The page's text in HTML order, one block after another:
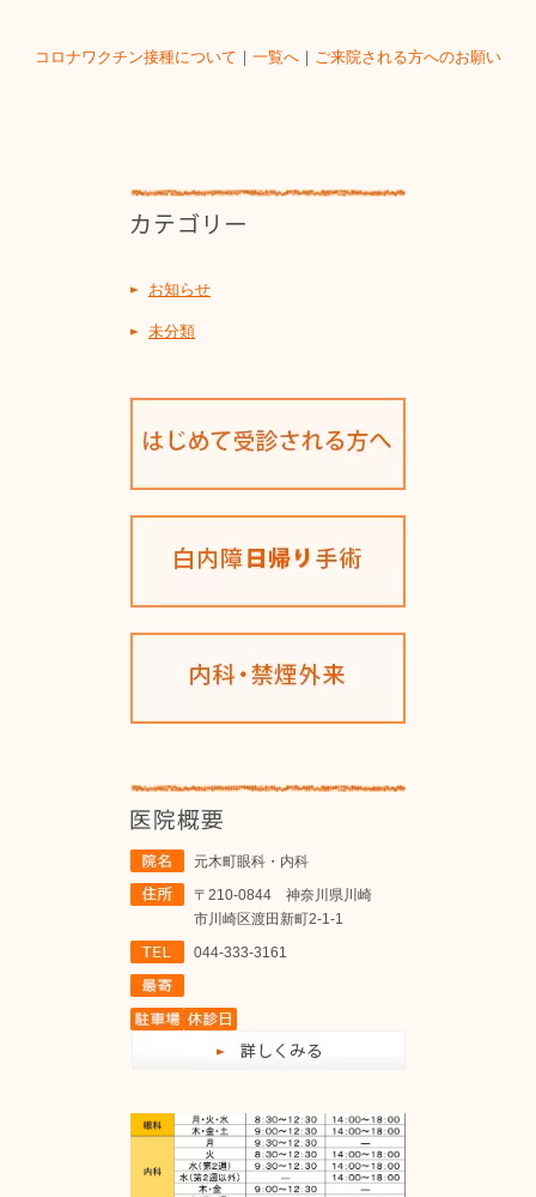
コロナワクチン接種について ｜ 一覧へ ｜ ご来院される方へのお願い
お知らせ
未分類
元木町眼科・内科
〒210-0844 神奈川県川崎
市川崎区渡田新町2-1-1
044-333-3161